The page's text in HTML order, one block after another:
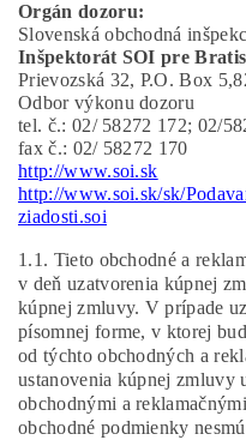
Orgán dozoru:
Slovenská obchodná
Inšpektorát SOI pre
Prievozská 32, P.O. Box
Odbor výkonu dozoru
tel. č.: 02/ 58272 172; 02/
fax č.: 02/ 58272 170
http://www.soi.sk
http://www.soi.sk/sk/
ziadosti.soi
1.1. Tieto obchodné a
v deň uzatvorenia kúpnej
kúpnej zmluvy. V prípade
písomnej forme, v ktorej
od týchto obchodných a
ustanovenia kúpnej zmluvy
obchodnými a
obchodné podmienky